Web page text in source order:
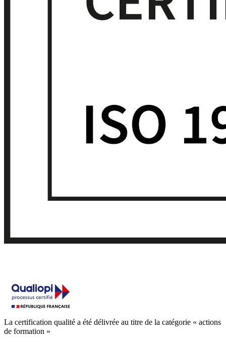
La certification qualité a été délivrée au titre de la catégorie « actions
de formation »